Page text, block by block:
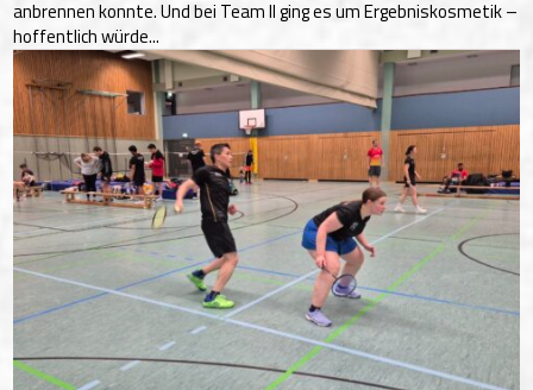
anbrennen konnte. Und bei Team II ging es um Ergebniskosmetik –
hoffentlich würde...